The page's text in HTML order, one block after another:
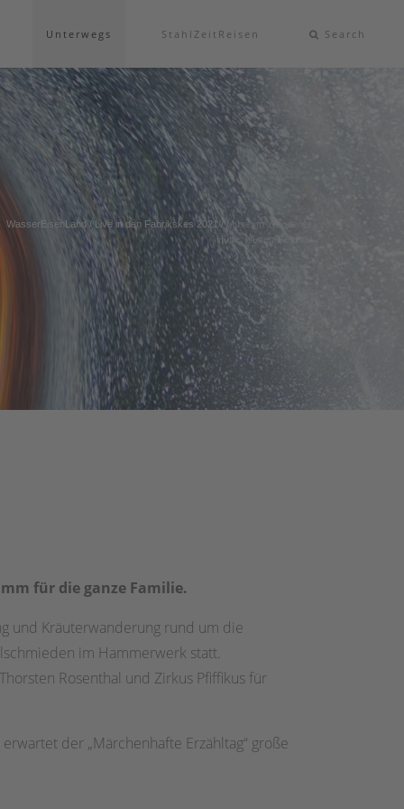
Unterwegs StahlZeitReisen Search
WasserEisenLand / Live in den Fabrikskes 2021 / Museum Wendener
Hütte: Hütten-Festival
für die ganze Familie.
und Kräuterwanderung rund um die
im Hammerwerk statt.
Rosenthal und Zirkus Pfiffikus für
der „Märchenhafte Erzähltag“ große